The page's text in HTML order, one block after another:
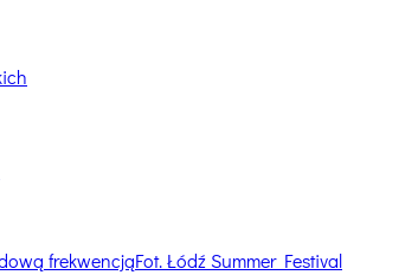
Fot. Łódź Summer Festival